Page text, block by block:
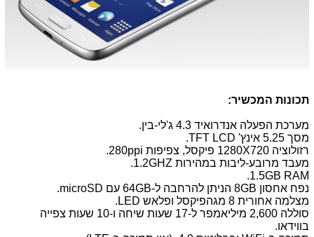
תכונות המכשיר:
מערכת הפעלה אנדרואיד 4.3 ג'לי-בין.
מסך 5.25 אינץ' TFT LCD.
רזולוציה 1280X720 פיקסל, צפיפות 280ppi.
מעבד מרובע-ליבות במהירות 1.2GHZ.
1.5GB RAM.
נפח אחסון 8GB הניתן להרחבה ל-64GB עם microSD.
מצלמה אחורית 8 מגהפיקסל ופלאש LED.
סוללה 2,600 מיליאמפר ל-17 שעות שיחה ו-10 שעות צפייה
בווידאו.